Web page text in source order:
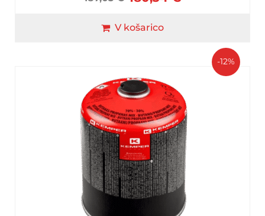
V košarico
-12%